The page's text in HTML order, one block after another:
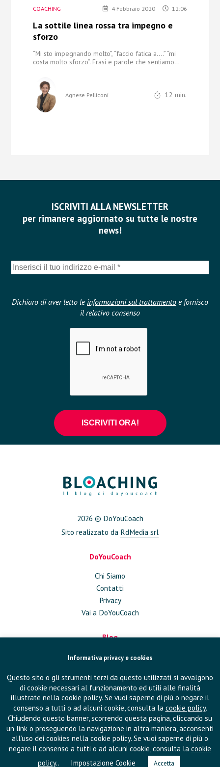
COACHING 4 Febbraio 2020 12:06
La sottile linea rossa tra impegno e
sforzo
“Mi sto impegnando molto”, “faccio fatica a….” “mi
costa molto sforzo”. Frasi e parole che sentiamo...
Agnese Pelliconi 12 min.
ISCRIVITI ALLA NEWSLETTER
per rimanere aggiornato su tutte le nostre
news!
Dichiaro di aver letto le informazioni sul trattamento e fornisco
il relativo consenso
2026 © DoYouCoach
Sito realizzato da RdMedia srl
DoYouCoach
Chi Siamo
Contatti
Privacy
Vai a DoYouCoach
Blog
Approfondimenti
In Azienda
Eventi
Pubblicazioni
Seguici su
Informativa privacy e cookies
Questo sito o gli strumenti terzi da questo utilizzati si avvalgono
di cookie necessari al funzionamento ed utili alle finalità
illustrate nella cookie policy. Se vuoi saperne di più o negare il
consenso a tutti o ad alcuni cookie, consulta la cookie policy.
Chiudendo questo banner, scorrendo questa pagina, cliccando su
un link o proseguendo la navigazione in altra maniera, acconsenti
all’uso dei cookies nella cookie policy. Se vuoi saperne di più o
negare il consenso a tutti o ad alcuni cookie, consulta la cookie
policy.. Impostazione Cookie Accetta